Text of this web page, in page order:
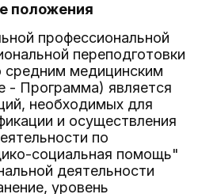
положения
профессиональной
переподготовки
средним медицинским
- Программа) является
необходимых для
и осуществления
по
социальная помощь"
деятельности
уровень